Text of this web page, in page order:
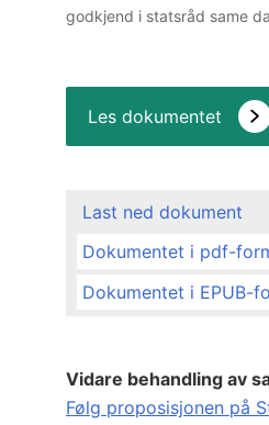
godkjend i statsråd same
Les dokumentet
Last ned dokument
Dokumentet i pdf-
Dokumentet i EPUB-
Vidare behandling av
Følg proposisjonen på